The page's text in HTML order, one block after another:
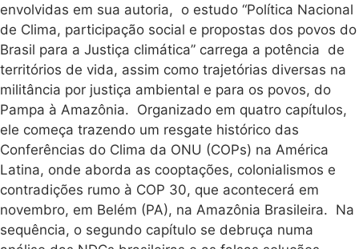
envolvidas em sua autoria, o estudo “Política Nacional
de Clima, participação social e propostas dos povos do
Brasil para a Justiça climática” carrega a potência de
territórios de vida, assim como trajetórias diversas na
militância por justiça ambiental e para os povos, do
Pampa à Amazônia. Organizado em quatro capítulos,
ele começa trazendo um resgate histórico das
Conferências do Clima da ONU (COPs) na América
Latina, onde aborda as cooptações, colonialismos e
contradições rumo à COP 30, que acontecerá em
novembro, em Belém (PA), na Amazônia Brasileira. Na
sequência, o segundo capítulo se debruça numa